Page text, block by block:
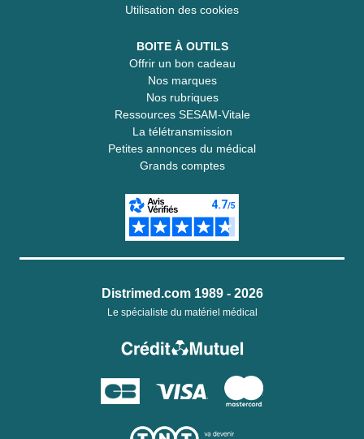
Utilisation des cookies
BOITE À OUTILS
Offrir un bon cadeau
Nos marques
Nos rubriques
Ressources SESAM-Vitale
La télétransmission
Petites annonces du médical
Grands comptes
Distrimed.com 1989 - 2026
Le spécialiste du matériel médical